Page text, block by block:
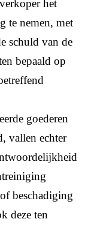
het
te nemen, met
schuld van de
bepaald op
goederen
vallen echter
beschadiging
deze ten